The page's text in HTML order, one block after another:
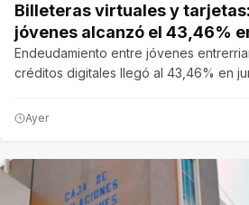
Billeteras virtuales y
jóvenes alcanzó el 43,46%
Endeudamiento entre jóvenes
créditos digitales llegó al 43,46% en
Ayer